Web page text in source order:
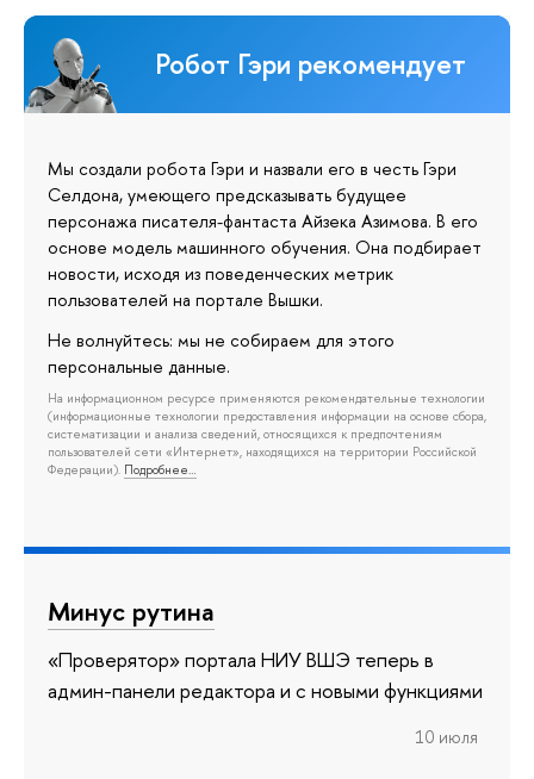
Робот Гэри рекомендует
Мы создали робота Гэри и назвали его в честь Гэри
Селдона, умеющего предсказывать будущее
персонажа писателя-фантаста Айзека Азимова. В его
основе модель машинного обучения. Она подбирает
новости, исходя из поведенческих метрик
пользователей на портале Вышки.
Не волнуйтесь: мы не собираем для этого
персональные данные.
На информационном ресурсе применяются рекомендательные технологии
(информационные технологии предоставления информации на основе сбора,
систематизации и анализа сведений, относящихся к предпочтениям
пользователей сети «Интернет», находящихся на территории Российской
Федерации). Подробнее…
Минус рутина
«Проверятор» портала НИУ ВШЭ теперь в
админ-панели редактора и с новыми функциями
10 июля